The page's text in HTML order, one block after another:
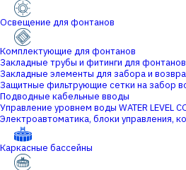
Освещение для фонтанов
Комплектующие для фонтанов
Закладные трубы и фитинги для фонтанов
Закладные элементы для забора и
Защитные фильтрующие сетки на забор
Подводные кабельные вводы
Управление уровнем воды WATER LEVEL
Электроавтоматика, блоки управления,
Каркасные бассейны